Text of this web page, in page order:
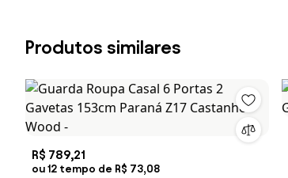
Produtos similares
R$ 789,21
ou 12 tempo de R$ 73,08